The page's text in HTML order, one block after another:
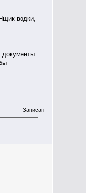
водки,
документы.
Записан